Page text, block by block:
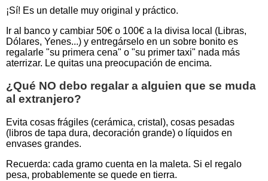
¡Sí! Es un detalle muy original y práctico.
Ir al banco y cambiar 50€ o 100€ a la divisa local (Libras,
Dólares, Yenes...) y entregárselo en un sobre bonito es
regalarle "su primera cena" o "su primer taxi" nada más
aterrizar. Le quitas una preocupación de encima.
¿Qué NO debo regalar a alguien que se muda
al extranjero?
Evita cosas frágiles (cerámica, cristal), cosas pesadas
(libros de tapa dura, decoración grande) o líquidos en
envases grandes.
Recuerda: cada gramo cuenta en la maleta. Si el regalo
pesa, probablemente se quede en tierra.